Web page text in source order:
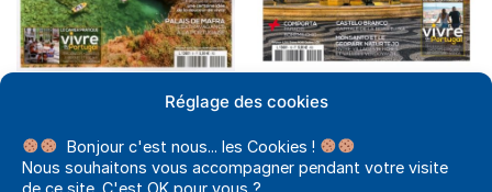
Réglage des cookies
Bonjour c'est nous... les Cookies !
Nous souhaitons vous accompagner pendant votre visite
de ce site. C'est OK pour vous ?
DESTINATION PORTUGAL N°9
5,49€
AJOUTER AU PANIER
DESTINATION PORTUGAL
5,49€
AJOUTER AU PANIER